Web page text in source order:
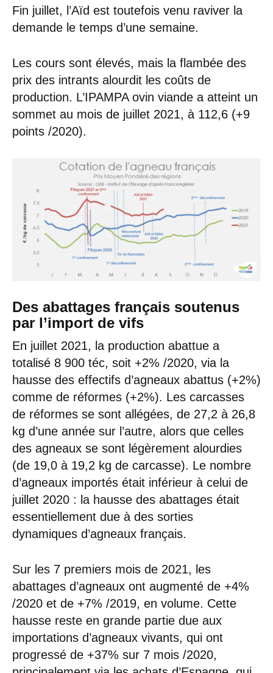
Fin juillet, l’Aïd est toutefois venu raviver la
demande le temps d’une semaine.
Les cours sont élevés, mais la flambée des
prix des intrants alourdit les coûts de
production. L’IPAMPA ovin viande a atteint un
sommet au mois de juillet 2021, à 112,6 (+9
points /2020).
Des abattages français soutenus
par l’import de vifs
En juillet 2021, la production abattue a
totalisé 8 900 téc, soit +2% /2020, via la
hausse des effectifs d’agneaux abattus (+2%)
comme de réformes (+2%). Les carcasses
de réformes se sont allégées, de 27,2 à 26,8
kg d’une année sur l’autre, alors que celles
des agneaux se sont légèrement alourdies
(de 19,0 à 19,2 kg de carcasse). Le nombre
d’agneaux importés était inférieur à celui de
juillet 2020 : la hausse des abattages était
essentiellement due à des sorties
dynamiques d’agneaux français.
Sur les 7 premiers mois de 2021, les
abattages d’agneaux ont augmenté de +4%
/2020 et de +7% /2019, en volume. Cette
hausse reste en grande partie due aux
importations d’agneaux vivants, qui ont
progressé de +37% sur 7 mois /2020,